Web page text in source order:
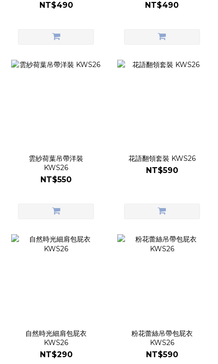
NT$490 NT$490
雲紗荷葉吊帶洋裝
KWS26
NT$550
花語翻領套裝 KWS26
NT$590
自然時光細肩包屁衣
KWS26
NT$290
粉花蕾絲吊帶包屁衣
KWS26
NT$590